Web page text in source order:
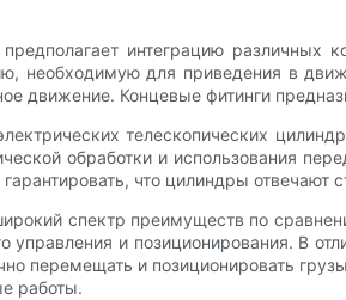
интеграцию
необходимую для приведения в
движение. Концевые фитинги
телескопических
обработки и использования
что цилиндры
спектр преимуществ по
и позиционирования. В
перемещать и позиционировать
работы.